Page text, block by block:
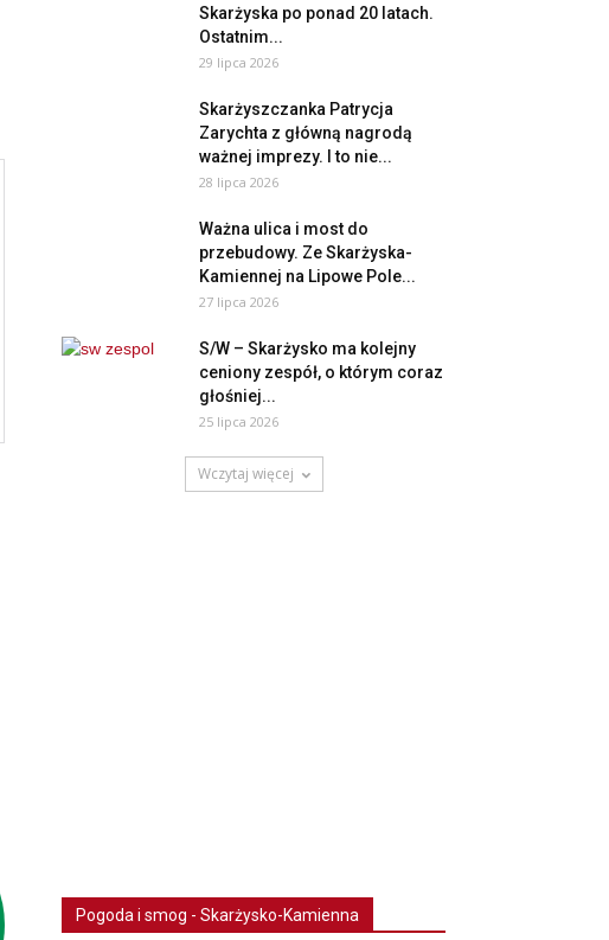
Skarżyska po ponad 20 latach.
Ostatnim...
29 lipca 2026
Skarżyszczanka Patrycja
Zarychta z główną nagrodą
ważnej imprezy. I to nie...
28 lipca 2026
Ważna ulica i most do
przebudowy. Ze Skarżyska-
Kamiennej na Lipowe Pole...
27 lipca 2026
S/W – Skarżysko ma kolejny
ceniony zespół, o którym coraz
głośniej...
25 lipca 2026
Wczytaj więcej
Pogoda i smog - Skarżysko-Kamienna